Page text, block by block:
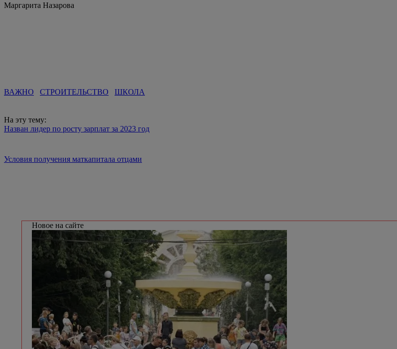
Маргарита Назарова
ВАЖНО СТРОИТЕЛЬСТВО ШКОЛА
На эту тему:
Назван лидер по росту зарплат за 2023 год
Условия получения маткапитала отцами
Новое на сайте